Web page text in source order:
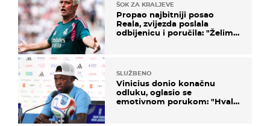
ŠOK ZA KRALJEVE
Propao najbitniji posao
Reala, zvijezda poslala
odbijenicu i poručila: "Želim
SLUŽBENO
Vinicius donio konačnu
odluku, oglasio se
emotivnom porukom: "Hvala